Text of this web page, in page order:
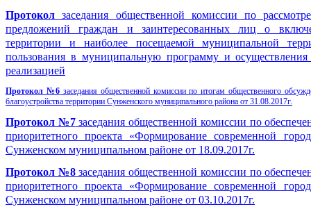
Протокол заседания общественной комиссии по
предложений граждан и заинтересованных лиц о
территории и наиболее посещаемой муниципальной
пользования в муниципальную программу и осуществления
реализацией
Протокол №6 заседания общественной комиссии по итогам общественного
благоустройства территории Сунженского муниципального района от 31.08.2017г.
Протокол №7заседания общественной комиссии по
приоритетного проекта «Формирование современной
Сунженском муниципальном районе от 18.09.2017г.
Протокол №8заседания общественной комиссии по
приоритетного проекта «Формирование современной
Сунженском муниципальном районе от 03.10.2017г.